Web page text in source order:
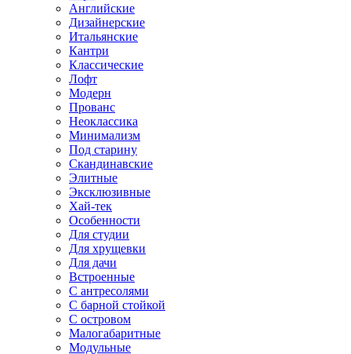
Английские
Дизайнерские
Итальянские
Кантри
Классические
Лофт
Модерн
Прованс
Неоклассика
Минимализм
Под старину
Скандинавские
Элитные
Эксклюзивные
Хай-тек
Особенности
Для студии
Для хрущевки
Для дачи
Встроенные
С антресолями
С барной стойкой
С островом
Малогабаритные
Модульные